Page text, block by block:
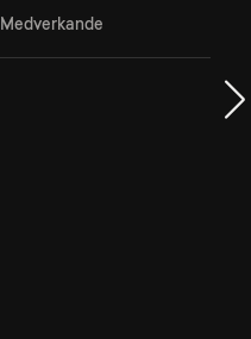
Medverkande